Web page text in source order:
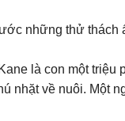
những thử thách
là con một
về nuôi. Một